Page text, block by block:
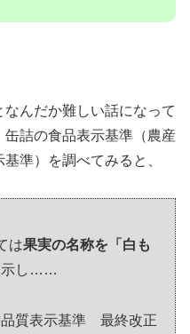
んだか難しい話になって
詰の食品表示基準（農産
準）を調べてみると、
は果実の名称を「白も
示し……
質表示基準 最終改正